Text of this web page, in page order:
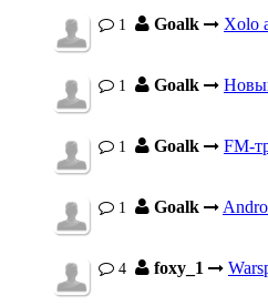
1 Goalk Xolo
1 Goalk
1 Goalk FM-
1 Goalk
4 foxy_1